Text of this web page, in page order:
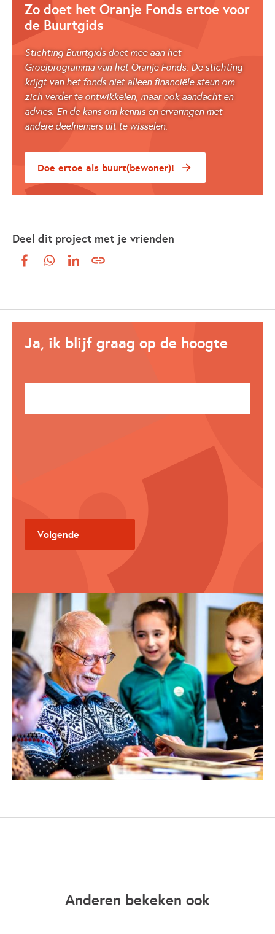
Zo doet het Oranje Fonds ertoe voor
de Buurtgids
Stichting Buurtgids doet mee aan het
Groeiprogramma van het Oranje Fonds. De stichting
krijgt van het fonds niet alleen financiële steun om
zich verder te ontwikkelen, maar ook aandacht en
advies. En de kans om kennis en ervaringen met
andere deelnemers uit te wisselen.
Doe ertoe als buurt(bewoner)!
Deel dit project met je vrienden
Ja, ik blijf graag op de hoogte
E-mailadres:
Volgende
Anderen bekeken ook